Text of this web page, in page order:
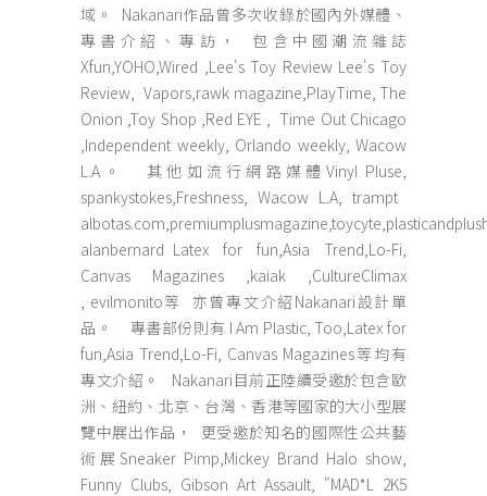
域。 Nakanari作品曾多次收錄於國內外媒體、
專書介紹、專訪， 包含中國潮流雜誌
Xfun,YOHO,Wired ,Lee's Toy Review Lee's Toy
Review, Vapors,rawk magazine,PlayTime, The
Onion ,Toy Shop ,Red EYE , Time Out Chicago
,Independent weekly, Orlando weekly, Wacow
L.A。 其他如流行網路媒體Vinyl Pluse,
spankystokes,Freshness, Wacow L.A, trampt
alanbernard Latex for fun,Asia Trend,Lo-Fi,
Canvas Magazines ,kaiak ,CultureClimax
, evilmonito等 亦曾專文介紹Nakanari設計單
品。 專書部份則有 I Am Plastic, Too,Latex for
fun,Asia Trend,Lo-Fi, Canvas Magazines等均有
專文介紹。 Nakanari目前正陸續受邀於包含歐
洲、紐約、北京、台灣、香港等國家的大小型展
覽中展出作品， 更受邀於知名的國際性公共藝
術展Sneaker Pimp,Mickey Brand Halo show,
Funny Clubs, Gibson Art Assault, "MAD*L 2K5